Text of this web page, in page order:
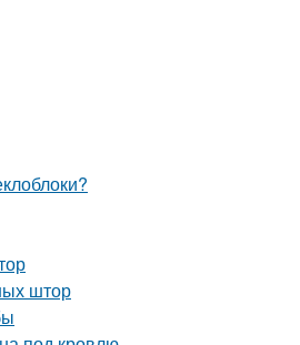
штор